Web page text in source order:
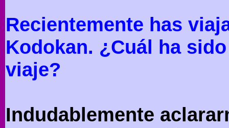
Recientemente has
Kodokan. ¿Cuál ha
viaje?
Indudablemente